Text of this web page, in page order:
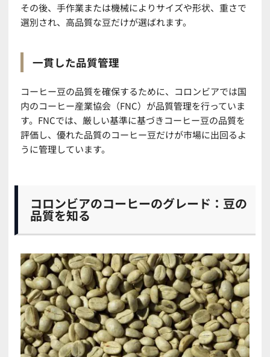
その後、手作業または機械によりサイズや形状、重さで
選別され、高品質な豆だけが選ばれます。
一貫した品質管理
コーヒー豆の品質を確保するために、コロンビアでは国
内のコーヒー産業協会（FNC）が品質管理を行っていま
す。FNCでは、厳しい基準に基づきコーヒー豆の品質を
評価し、優れた品質のコーヒー豆だけが市場に出回るよ
うに管理しています。
コロンビアのコーヒーのグレード：豆の
品質を知る